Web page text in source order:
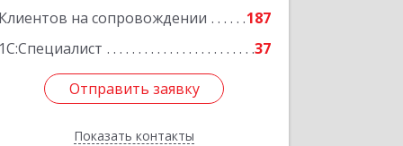
Клиентов на сопровождении
187
1С:Специалист
37
Отправить заявку
Показать контакты
Отправить заявку
Назад